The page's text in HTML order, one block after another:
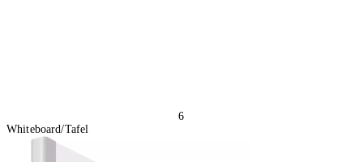
6
Whiteboard/Tafel